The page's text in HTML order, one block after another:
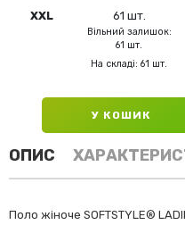
XXL 61 шт.
Вільний залишок:
61 шт.
На складі: 61 шт.
У КОШИК
ОПИС
Поло жіноче SOFTSTYLE®